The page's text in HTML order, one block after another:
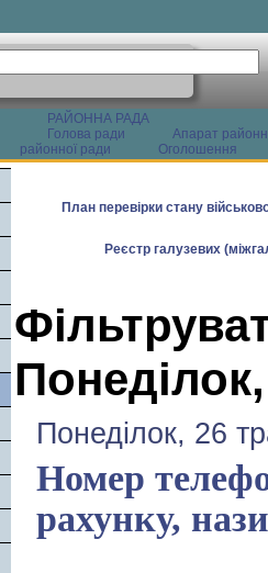
РАЙОННА РАДА
Голова ради
Апарат
районної ради
Оголошення
План перевірки стану
Реєстр галузевих
Понеділок, 26
Номер
рахунку,